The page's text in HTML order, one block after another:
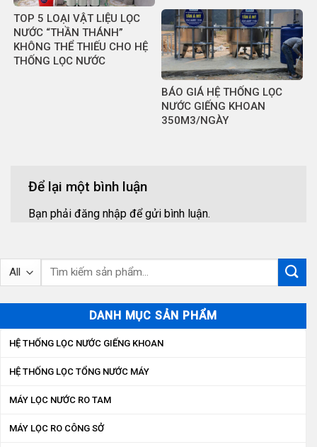
TOP 5 LOẠI VẬT LIỆU LỌC
NƯỚC “THẦN THÁNH”
KHÔNG THỂ THIẾU CHO HỆ
THỐNG LỌC NƯỚC
BÁO GIÁ HỆ THỐNG LỌC
NƯỚC GIẾNG KHOAN
350M3/NGÀY
Để lại một bình luận
Bạn phải đăng nhập để gửi bình luận.
Tìm
DANH MỤC SẢN PHẨM
HỆ THỐNG LỌC NƯỚC GIẾNG KHOAN
HỆ THỐNG LỌC TỔNG NƯỚC MÁY
MÁY LỌC NƯỚC RO TAM
MÁY LỌC RO CÔNG SỞ